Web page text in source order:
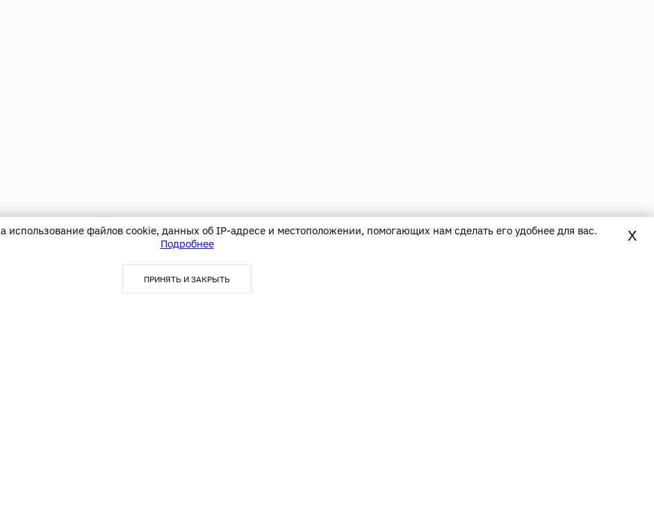
использование файлов cookie, данных об IP-адресе и местоположении, помогающих нам сделать его удобнее для вас.
Подробнее
ПРИНЯТЬ И ЗАКРЫТЬ
X